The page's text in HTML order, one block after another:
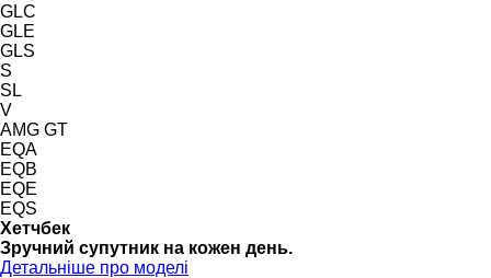
GLC
GLE
GLS
S
SL
V
AMG GT
EQA
EQB
EQE
EQS
Хетчбек
Зручний супутник на кожен день.
Детальніше про моделі